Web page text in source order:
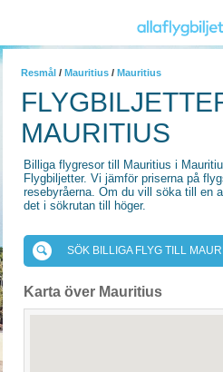
Resmål / Mauritius / Mauritius
MAURITIUS
Billiga flygresor till Mauritius i
Flygbiljetter. Vi jämför priserna på
resebyråerna. Om du vill söka till en
det i sökrutan till höger.
SÖK BILLIGA FLYG TILL
Karta över Mauritius